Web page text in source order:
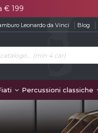
€ 199
Leonardo da Vinci Blog
Percussioni classiche